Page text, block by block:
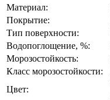
Материал:
Покрытие:
Тип поверхности:
Водопоглощение, %:
Морозостойкость:
Класс морозостойкости:
Цвет: